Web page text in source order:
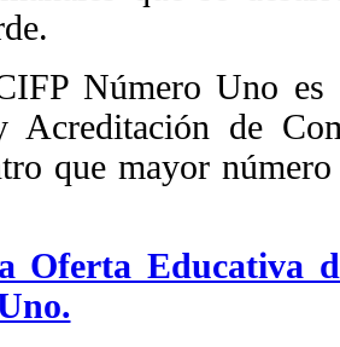
Número Uno es
Acreditación de
que mayor
Oferta Educativa